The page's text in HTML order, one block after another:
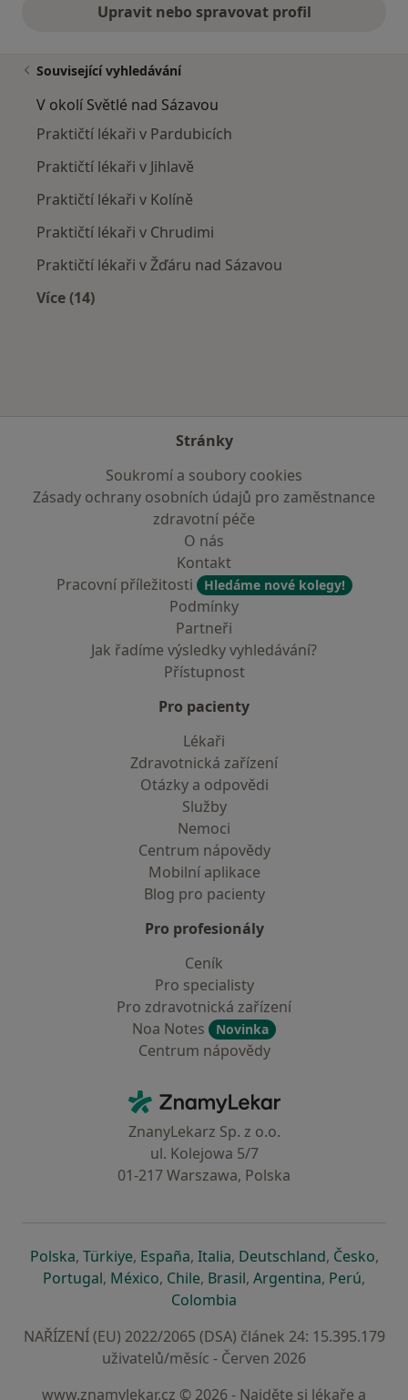
Upravit nebo spravovat profil
Související vyhledávání
V okolí Světlé nad Sázavou
Praktičtí lékaři v Pardubicích
Praktičtí lékaři v Jihlavě
Praktičtí lékaři v Kolíně
Praktičtí lékaři v Chrudimi
Praktičtí lékaři v Žďáru nad Sázavou
Více (14)
Stránky
Soukromí a soubory cookies
Zásady ochrany osobních údajů pro zaměstnance
zdravotní péče
O nás
Kontakt
Pracovní příležitosti
Hledáme nové kolegy!
Podmínky
Partneři
Jak řadíme výsledky vyhledávání?
Přístupnost
Pro pacienty
Lékaři
Zdravotnická zařízení
Otázky a odpovědi
Služby
Nemoci
Centrum nápovědy
Mobilní aplikace
Blog pro pacienty
Pro profesionály
Ceník
Pro specialisty
Pro zdravotnická zařízení
Noa Notes
Novinka
Centrum nápovědy
ZnamyLekar - Hlavní stránka
ZnanyLekarz Sp. z o.o.
ul. Kolejowa 5/7
01-217 Warszawa, Polska
Polskase otevře v nové záložce
, Türkiyese otevře v nové záložce
, Españase otevře v nové záložce
, Italiase otevře v nové záložce
, Deutschlandse otevře v
, Českose
,
Portugalse otevře v nové záložce
, Méxicose otevře v nové záložce
, Chilese otevře v nové záložce
, Brasilse otevře v nové
, Argentinase otevře v
, Perúse
,
Colombia
NAŘÍZENÍ (EU) 2022/2065 (DSA) článek 24: 15.395.179
uživatelů/měsíc - Červen 2026
www.znamylekar.cz © 2026 - Najděte si lékaře a